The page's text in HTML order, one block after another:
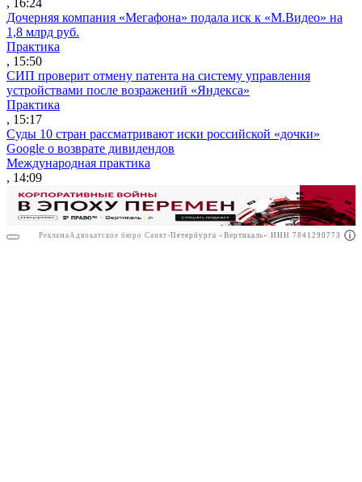
РекламаООО "Право.ру" ИНН: 7704835288
Дочерняя компания «Мегафона» подала иск к «М.Видео» на
1,8 млрд руб.
Практика
, 15:50
СИП проверит отмену патента на систему управления
устройствами после возражений «Яндекса»
Практика
, 15:17
Суды 10 стран рассматривают иски российской «дочки»
Google о возврате дивидендов
Международная практика
, 14:09
Реклама Адвокатское бюро Санкт-Петербурга «Вертикаль» ИНН 7841290773